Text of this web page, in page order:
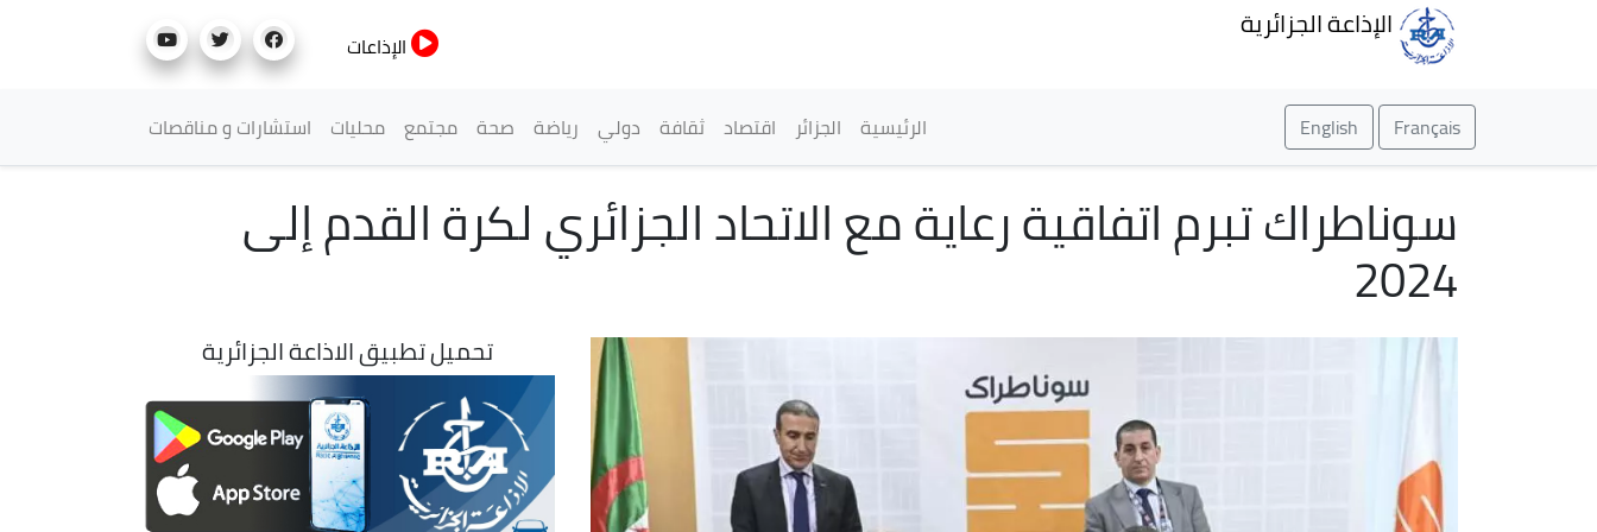
الإذاعة الجزائرية
الإذاعات
Français
English القائمة الرئيسية
الرئيسية الجزائر اقتصاد ثقافة دولي رياضة صحة مجتمع محليات استشارات و مناقصات
سوناطراك تبرم اتفاقية رعاية مع الاتحاد الجزائري لكرة القدم إلى
2024
تحميل تطبيق الاذاعة الجزائرية